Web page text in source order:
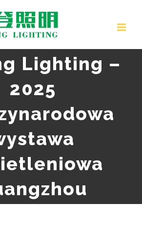
Lighting –
2025